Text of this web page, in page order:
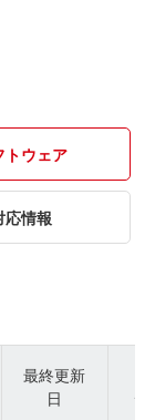
トウェア
応情報
最終更新
日
ジ